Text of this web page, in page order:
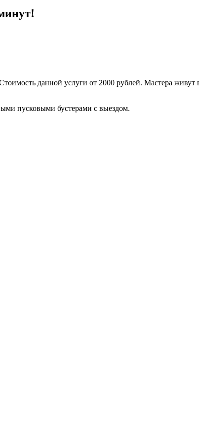
данной услуги от 2000 рублей. Мастера живут
пусковыми бустерами с выездом.